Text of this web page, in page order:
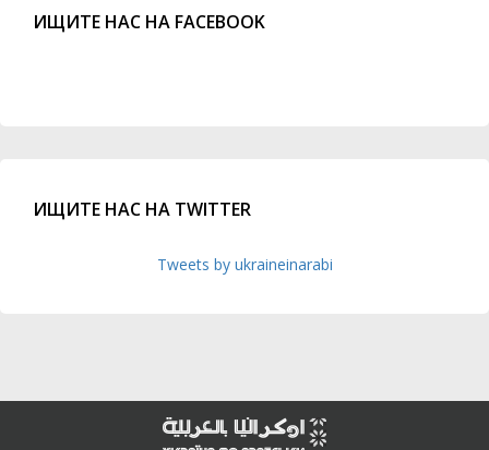
ИЩИТЕ НАС НА FACEBOOK
ИЩИТЕ НАС НА TWITTER
Tweets by ukraineinarabi